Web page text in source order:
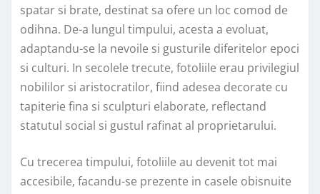
spatar si brate, destinat sa ofere un loc comod de
odihna. De-a lungul timpului, acesta a evoluat,
adaptandu-se la nevoile si gusturile diferitelor epoci
si culturi. In secolele trecute, fotoliile erau privilegiul
nobililor si aristocratilor, fiind adesea decorate cu
tapiterie fina si sculpturi elaborate, reflectand
statutul social si gustul rafinat al proprietarului.
Cu trecerea timpului, fotoliile au devenit tot mai
accesibile, facandu-se prezente in casele obisnuite